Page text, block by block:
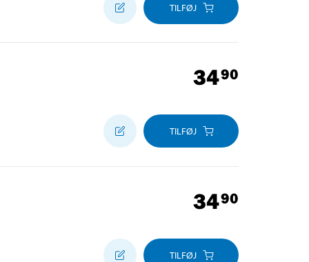
TILFØJ
3490
TILFØJ
3490
TILFØJ